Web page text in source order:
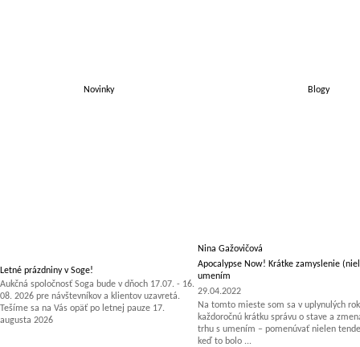
Novinky Blogy
Letné prázdniny v Soge!
Aukčná spoločnosť Soga bude v dňoch 17.07. - 16.
08. 2026 pre návštevníkov a klientov uzavretá.
Tešíme sa na Vás opäť po letnej pauze 17.
augusta 2026
Nina Gažovičová
Apocalypse Now! Krátke zamyslenie
umením
29.04.2022
Na tomto mieste som sa v uplynulých
každoročnú krátku správu o stave a
trhu s umením – pomenúvať nielen
keď to bolo ...